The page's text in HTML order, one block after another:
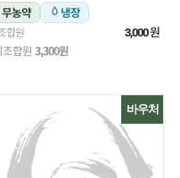
무농약 냉장
합원 3,000원
조합원 3,300원
바우처